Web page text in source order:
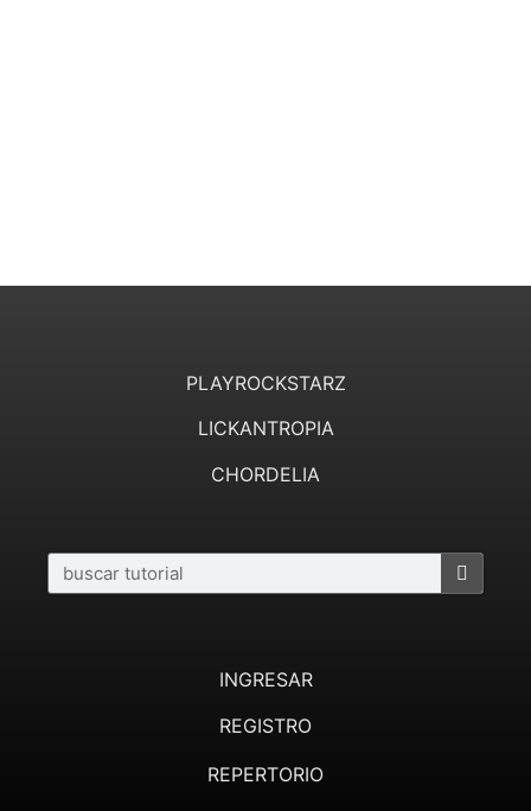
PLAYROCKSTARZ
LICKANTROPIA
CHORDELIA
INGRESAR
REGISTRO
REPERTORIO